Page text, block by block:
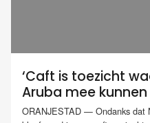
‘Caft is toezicht
Aruba mee kunnen
ORANJESTAD — Ondanks dat